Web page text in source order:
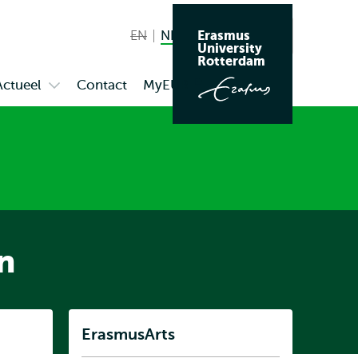
naar
taal
EN English not available
NL Nederlands huidige taal
Zoeken
Erasmus
University
Rotterdam
Contact MyEUR
Opent
extern
Subnavigatie
ErasmusArts